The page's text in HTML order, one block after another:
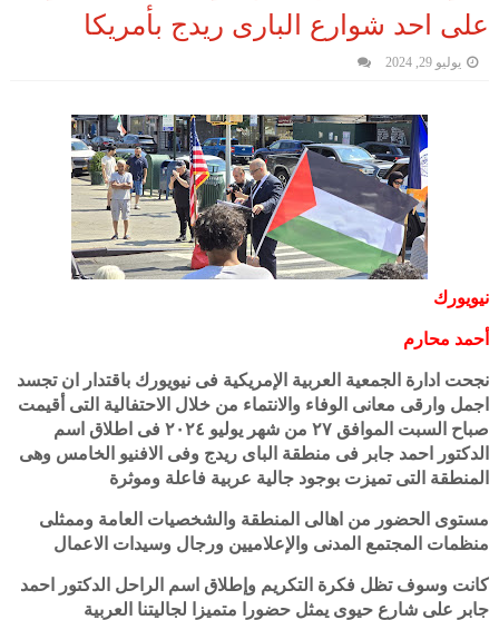
على احد شوارع البارى ريدج بأمريكا
يوليو 29, 2024
نيويورك
أحمد محارم
نجحت ادارة الجمعية العربية الإمريكية فى نيويورك باقتدار ان تجسد
اجمل وارقى معانى الوفاء والانتماء من خلال الاحتفالية التى أقيمت
صباح السبت الموافق ٢٧ من شهر يوليو ٢٠٢٤ فى اطلاق اسم
الدكتور احمد جابر فى منطقة الباى ريدج وفى الافنيو الخامس وهى
المنطقة التى تميزت بوجود جالية عربية فاعلة وموثرة
مستوى الحضور من اهالى المنطقة والشخصيات العامة وممثلى
منظمات المجتمع المدنى والإعلاميين ورجال وسيدات الاعمال
كانت وسوف تظل فكرة التكريم وإطلاق اسم الراحل الدكتور احمد
جابر على شارع حيوى يمثل حضورا متميزا لجاليتنا العربية